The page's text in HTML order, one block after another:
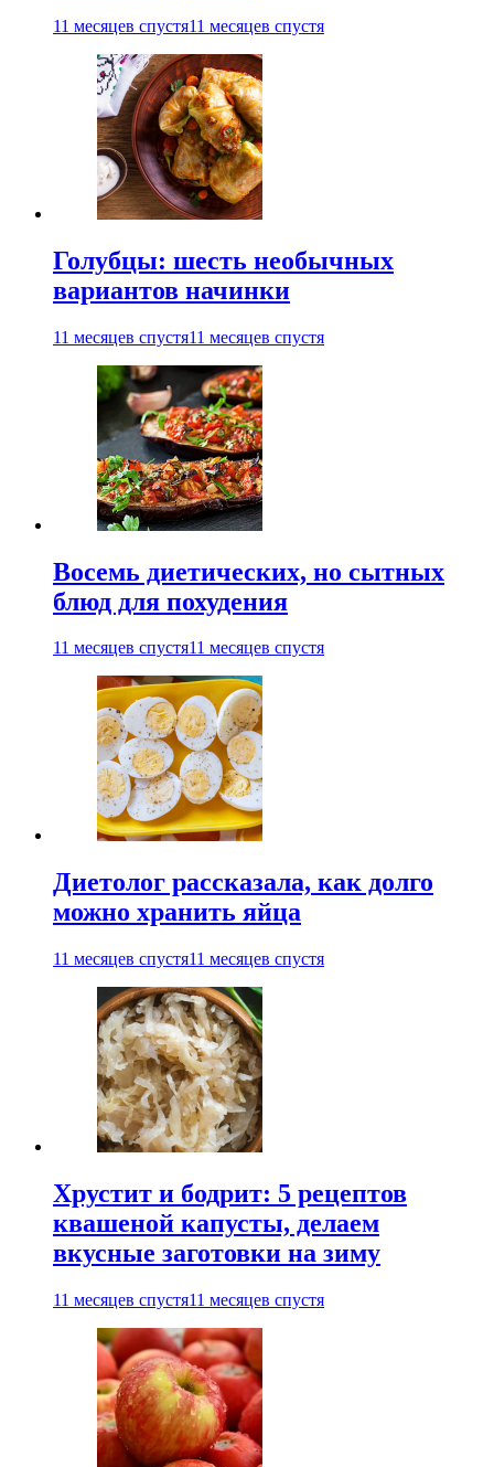
11 месяцев спустя11 месяцев спустя
Голубцы: шесть необычных
вариантов начинки
11 месяцев спустя11 месяцев спустя
Восемь диетических, но сытных
блюд для похудения
11 месяцев спустя11 месяцев спустя
Диетолог рассказала, как долго
можно хранить яйца
11 месяцев спустя11 месяцев спустя
Хрустит и бодрит: 5 рецептов
квашеной капусты, делаем
вкусные заготовки на зиму
11 месяцев спустя11 месяцев спустя